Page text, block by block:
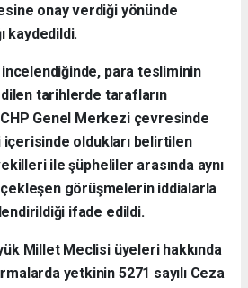
onay verdiği yönünde
kaydedildi.
incelendiğinde, para tesliminin
tarihlerde tarafların
Genel Merkezi çevresinde
oldukları belirtilen
ile şüpheliler arasında aynı
görüşmelerin iddialarla
ifade edildi.
Millet Meclisi üyeleri hakkında
yetkinin 5271 sayılı Ceza